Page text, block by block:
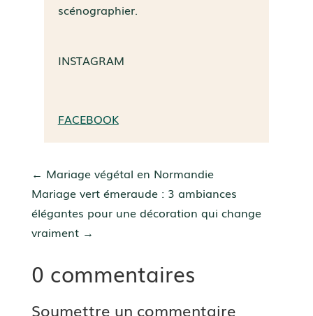
scénographier.
INSTAGRAM
FACEBOOK
← Mariage végétal en Normandie
Mariage vert émeraude : 3 ambiances
élégantes pour une décoration qui change
vraiment→
0 commentaires
Soumettre un commentaire